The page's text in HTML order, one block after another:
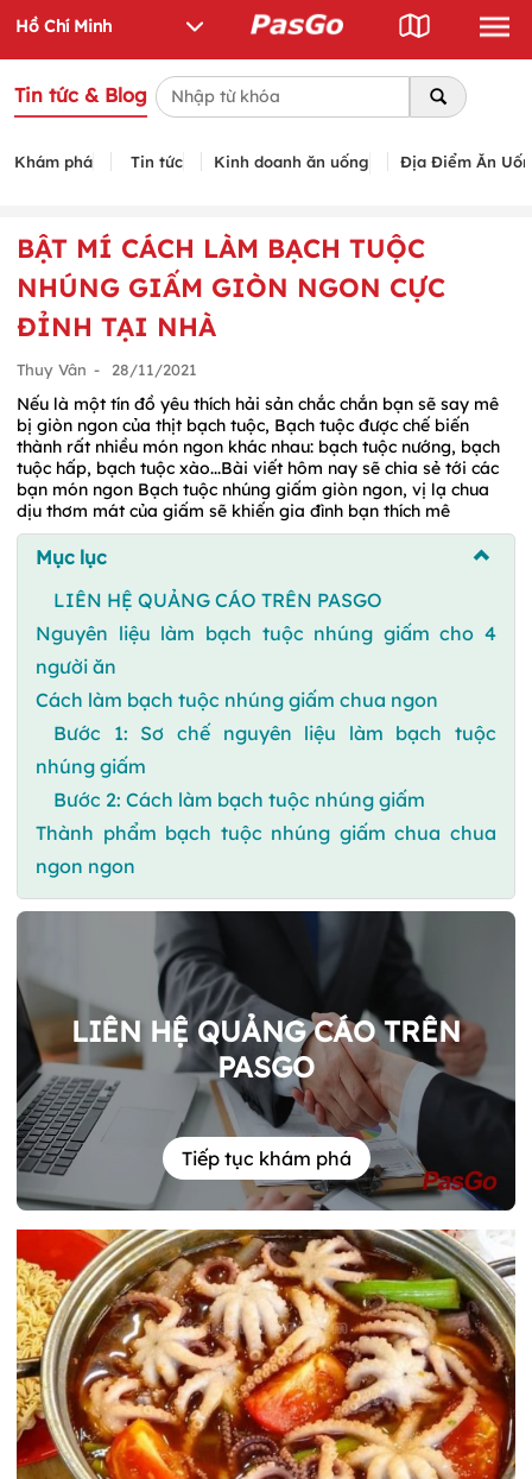
Tin tức & Blog
Khám phá Tin tức Kinh doanh ăn uống Địa Điểm Ăn
BẬT MÍ CÁCH LÀM BẠCH TUỘC
NHÚNG GIẤM GIÒN NGON CỰC
ĐỈNH TẠI NHÀ
Thuy Vân - 28/11/2021
Nếu là một tín đồ yêu thích hải sản chắc chắn bạn sẽ say mê
bị giòn ngon của thịt bạch tuộc, Bạch tuộc được chế biến
thành rất nhiều món ngon khác nhau: bạch tuộc nướng, bạch
tuộc hấp, bạch tuộc xào...Bài viết hôm nay sẽ chia sẻ tới các
bạn món ngon Bạch tuộc nhúng giấm giòn ngon, vị lạ chua
dịu thơm mát của giấm sẽ khiến gia đình bạn thích mê
Mục lục
LIÊN HỆ QUẢNG CÁO TRÊN PASGO
Nguyên liệu làm bạch tuộc nhúng giấm cho 4
người ăn
Cách làm bạch tuộc nhúng giấm chua ngon
Bước 1: Sơ chế nguyên liệu làm bạch tuộc
nhúng giấm
Bước 2: Cách làm bạch tuộc nhúng giấm
Thành phẩm bạch tuộc nhúng giấm chua chua
ngon ngon
LIÊN HỆ QUẢNG CÁO TRÊN
PASGO
Tiếp tục khám phá